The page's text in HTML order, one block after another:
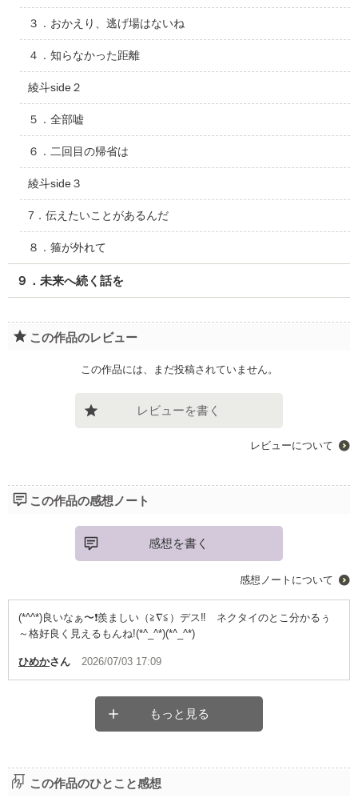
３．おかえり、逃げ場はないね
４．知らなかった距離
綾斗side２
５．全部嘘
６．二回目の帰省は
綾斗side３
7．伝えたいことがあるんだ
８．箍が外れて
９．未来へ続く話を
この作品のレビュー
この作品には、まだ投稿されていません。
レビューを書く
レビューについて
この作品の感想ノート
感想を書く
感想ノートについて
(*^^*)良いなぁ〜❗️羨ましい（≧∇≦）デス‼️ ネクタイのとこ分かるぅ
～格好良く見えるもんね!(*^_^*)(*^_^*)
ひめかさん 2026/07/03 17:09
もっと見る
この作品のひとこと感想